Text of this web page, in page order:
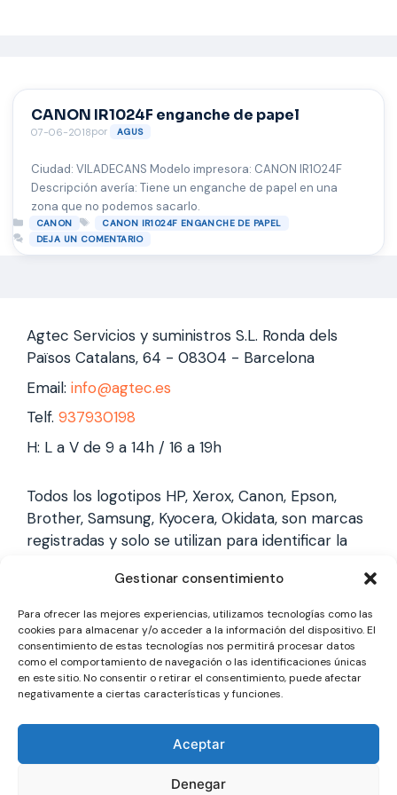
Gestionar consentimiento
Para ofrecer las mejores experiencias, utilizamos tecnologías como las
cookies para almacenar y/o acceder a la información del dispositivo. El
consentimiento de estas tecnologías nos permitirá procesar datos
como el comportamiento de navegación o las identificaciones únicas
en este sitio. No consentir o retirar el consentimiento, puede afectar
negativamente a ciertas características y funciones.
Aceptar
Denegar
CANON IR1024F enganche de papel
07-06-2018por AGUS
Ciudad: VILADECANS Modelo impresora: CANON IR1024F
Descripción avería: Tiene un enganche de papel en una
zona que no podemos sacarlo.
Categorías
CANON Etiquetas
CANON IR1024F ENGANCHE DE PAPEL
DEJA UN COMENTARIO
Agtec Servicios y suministros S.L. Ronda dels
Països Catalans, 64 - 08304 - Barcelona
Email: info@agtec.es
Telf. 937930198
H: L a V de 9 a 14h / 16 a 19h
Todos los logotipos HP, Xerox, Canon, Epson,
Brother, Samsung, Kyocera, Okidata, son marcas
registradas y solo se utilizan para identificar la
marcas, y solo reparamos impresoras laser,
somos un servicio técnico especializado y
totalmente independiente.
Los logotipos y marcas son marcas registradas
identificarla, no gestionamos garantías oficiales,
somos un servicio técnico totalmente
independiente a cada marca.